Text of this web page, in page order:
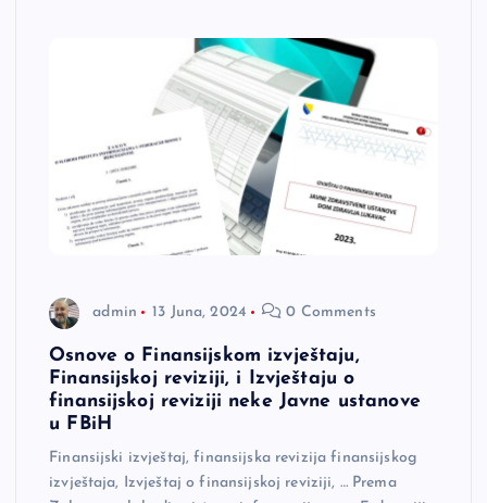
admin 13 Juna, 2024 0 Comments
Osnove o Finansijskom izvještaju,
Finansijskoj reviziji, i Izvještaju o
finansijskoj reviziji neke Javne ustanove
u FBiH
Finansijski izvještaj, finansijska revizija finansijskog
izvještaja, Izvještaj o finansijskoj reviziji, … Prema